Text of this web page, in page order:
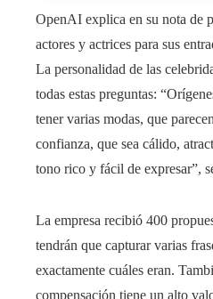
OpenAI explica en su nota de
actores y actrices para sus
La personalidad de las
todas estas preguntas:
tener varias modas, que
confianza, que sea cálido,
tono rico y fácil de expresar”,
La empresa recibió 400
tendrán que capturar varias
exactamente cuáles eran.
compensación tiene un alto